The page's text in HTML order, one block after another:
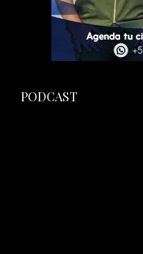
PODCAST